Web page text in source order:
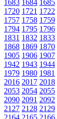
1683 1684 1685
1720 1721 1722
1757 1758 1759
1794 1795 1796
1831 1832 1833
1868 1869 1870
1905 1906 1907
1942 1943 1944
1979 1980 1981
2016 2017 2018
2053 2054 2055
2090 2091 2092
2127 2128 2129
2164 2165 2166